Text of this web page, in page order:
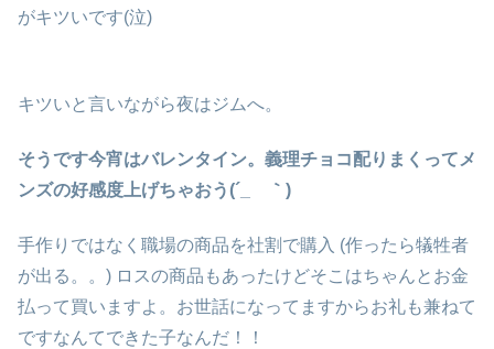
がキツいです(泣)
キツいと言いながら夜はジムへ。
そうです今宵はバレンタイン。義理チョコ配りまくってメ
ンズの好感度上げちゃおう(´_ゝ｀)
手作りではなく職場の商品を社割で購入 (作ったら犠牲者
が出る。。) ロスの商品もあったけどそこはちゃんとお金
払って買いますよ。お世話になってますからお礼も兼ねて
ですなんてできた子なんだ！！